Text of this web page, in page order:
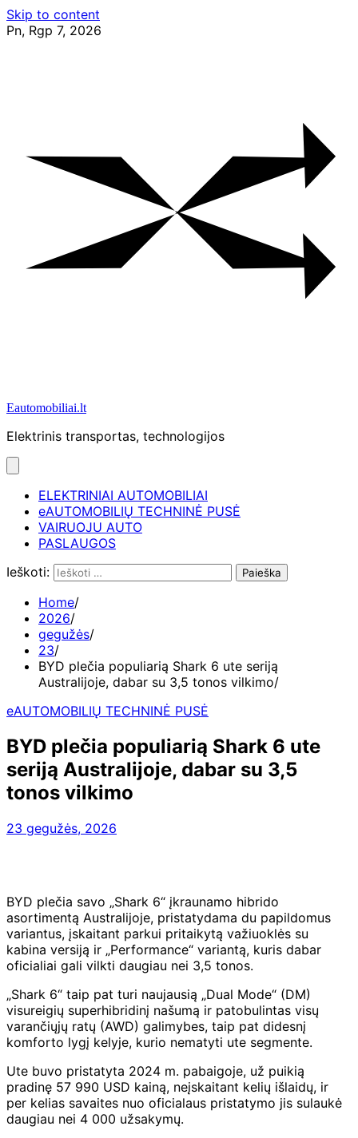
Skip to content
Pn, Rgp 7, 2026
Eautomobiliai.lt
Elektrinis transportas, technologijos
ELEKTRINIAI AUTOMOBILIAI
eAUTOMOBILIŲ TECHNINĖ PUSĖ
VAIRUOJU AUTO
PASLAUGOS
Ieškoti:
Home
2026
gegužės
23
BYD plečia populiarią Shark 6 ute seriją
Australijoje, dabar su 3,5 tonos vilkimo
eAUTOMOBILIŲ TECHNINĖ PUSĖ
BYD plečia populiarią Shark 6 ute
seriją Australijoje, dabar su 3,5
tonos vilkimo
23 gegužės, 2026
BYD plečia savo „Shark 6“ įkraunamo hibrido
asortimentą Australijoje, pristatydama du papildomus
variantus, įskaitant parkui pritaikytą važiuoklės su
kabina versiją ir „Performance“ variantą, kuris dabar
oficialiai gali vilkti daugiau nei 3,5 tonos.
„Shark 6“ taip pat turi naujausią „Dual Mode“ (DM)
visureigių superhibridinį našumą ir patobulintas visų
varančiųjų ratų (AWD) galimybes, taip pat didesnį
komforto lygį kelyje, kurio nematyti ute segmente.
Ute buvo pristatyta 2024 m. pabaigoje, už puikią
pradinę 57 990 USD kainą, neįskaitant kelių išlaidų, ir
per kelias savaites nuo oficialaus pristatymo jis sulaukė
daugiau nei 4 000 užsakymų.